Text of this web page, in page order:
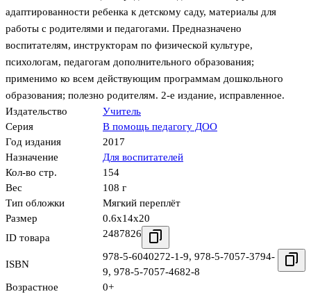
адаптированности ребенка к детскому саду, материалы для
работы с родителями и педагогами. Предназначено
воспитателям, инструкторам по физической культуре,
психологам, педагогам дополнительного образования;
применимо ко всем действующим программам дошкольного
образования; полезно родителям. 2-е издание, исправленное.
Издательство
Учитель
Серия
В помощь педагогу ДОО
Год издания
2017
Назначение
Для воспитателей
Кол-во стр.
154
Вес
108 г
Тип обложки
Мягкий переплёт
Размер
0.6x14x20
ID товара
2487826
ISBN
978-5-6040272-1-9, 978-5-7057-3794-
9, 978-5-7057-4682-8
Возрастное
0+